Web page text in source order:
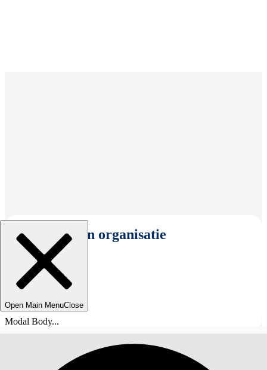
Selecteer een organisatie
Open Main MenuClose
Modal Body...